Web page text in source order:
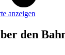
anzeigen
den